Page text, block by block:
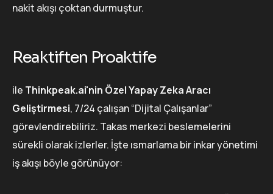
nakit akışı çoktan durmuştur.
Reaktiften Proaktife
ile Thinkpeak.ai'nin Özel Yapay Zeka Aracı
Geliştirmesi, 7/24 çalışan “Dijital Çalışanlar”
görevlendirebiliriz. Takas merkezi beslemelerini
sürekli olarak izlerler. İşte ısmarlama bir inkar yönetimi
iş akışı böyle görünüyor: